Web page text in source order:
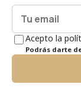
Acepto la
Podrás darte